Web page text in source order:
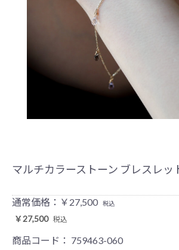
マルチカラーストーン ブレスレッ
通常価格：￥27,500 税込
￥27,500 税込
商品コード： 759463-060